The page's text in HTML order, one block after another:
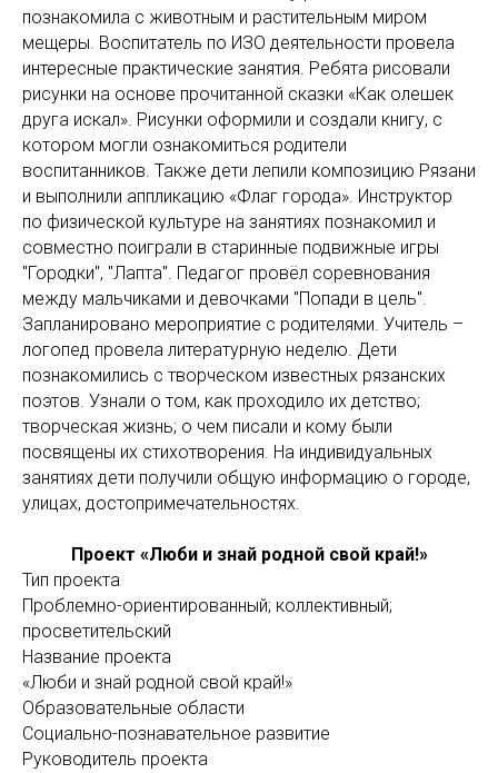
познакомила с животным и растительным миром
мещеры. Воспитатель по ИЗО деятельности провела
интересные практические занятия. Ребята рисовали
рисунки на основе прочитанной сказки «Как олешек
друга искал». Рисунки оформили и создали книгу, с
котором могли ознакомиться родители
воспитанников. Также дети лепили композицию Рязани
и выполнили аппликацию «Флаг города». Инструктор
по физической культуре на занятиях познакомил и
совместно поиграли в старинные подвижные игры
"Городки", "Лапта". Педагог провёл соревнования
между мальчиками и девочками "Попади в цель".
Запланировано мероприятие с родителями. Учитель –
логопед провела литературную неделю. Дети
познакомились с творческом известных рязанских
поэтов. Узнали о том, как проходило их детство;
творческая жизнь; о чем писали и кому были
посвящены их стихотворения. На индивидуальных
занятиях дети получили общую информацию о городе,
улицах, достопримечательностях.
Проект «Люби и знай родной свой край!»
Тип проекта
Проблемно-ориентированный; коллективный;
просветительский
Название проекта
«Люби и знай родной свой край!»
Образовательные области
Социально-познавательное развитие
Руководитель проекта